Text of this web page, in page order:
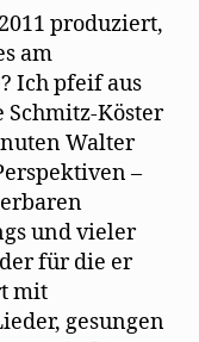
Ich
pfeif
auf
sie!
produziert,
am
Ich pfeif aus
Schmitz-Köster
Walter
–
und vieler
für die er
mit
gesungen